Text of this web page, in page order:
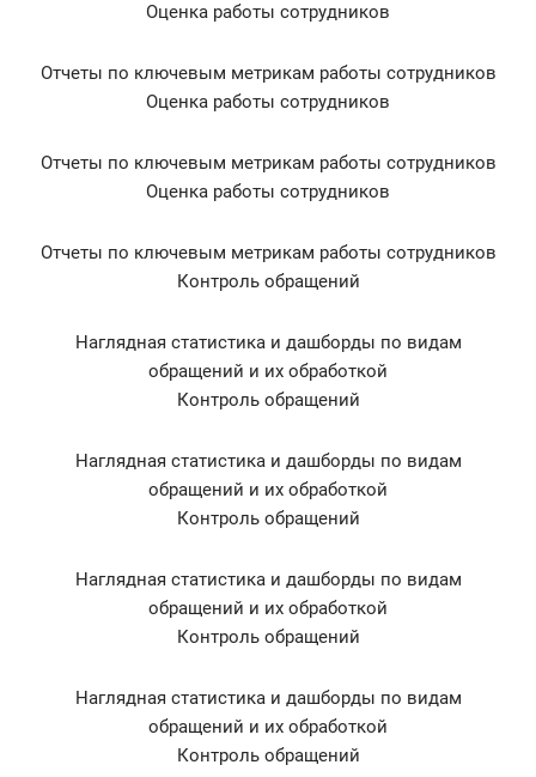
Оценка работы сотрудников
Отчеты по ключевым метрикам работы сотрудников
Оценка работы сотрудников
Отчеты по ключевым метрикам работы сотрудников
Оценка работы сотрудников
Отчеты по ключевым метрикам работы сотрудников
Контроль обращений
Наглядная статистика и дашборды по видам
обращений и их обработкой
Контроль обращений
Наглядная статистика и дашборды по видам
обращений и их обработкой
Контроль обращений
Наглядная статистика и дашборды по видам
обращений и их обработкой
Контроль обращений
Наглядная статистика и дашборды по видам
обращений и их обработкой
Контроль обращений